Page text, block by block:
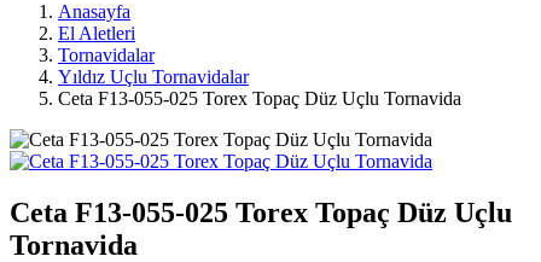
Anasayfa
El Aletleri
Tornavidalar
Yıldız Uçlu Tornavidalar
Ceta F13-055-025 Torex Topaç Düz Uçlu Tornavida
Ceta F13-055-025 Torex Topaç Düz Uçlu
Tornavida